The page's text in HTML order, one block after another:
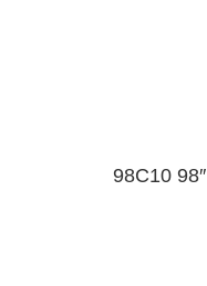
98C10 98″